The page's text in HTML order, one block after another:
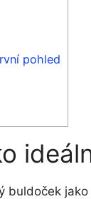
pohled
buldoček